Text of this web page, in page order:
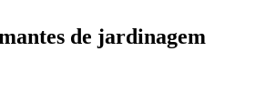
de jardinagem